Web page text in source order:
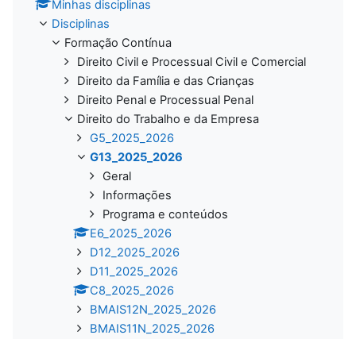
Minhas disciplinas
Disciplinas
Formação Contínua
Direito Civil e Processual Civil e Comercial
Direito da Família e das Crianças
Direito Penal e Processual Penal
Direito do Trabalho e da Empresa
G5_2025_2026
G13_2025_2026
Geral
Informações
Programa e conteúdos
E6_2025_2026
D12_2025_2026
D11_2025_2026
C8_2025_2026
BMAIS12N_2025_2026
BMAIS11N_2025_2026